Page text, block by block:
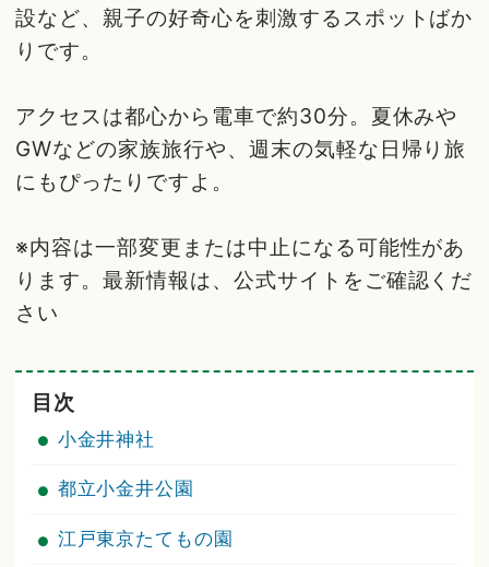
設など、親子の好奇心を刺激するスポットばか
りです。
アクセスは都心から電車で約30分。夏休みや
GWなどの家族旅行や、週末の気軽な日帰り旅
にもぴったりですよ。
※内容は一部変更または中止になる可能性があ
ります。最新情報は、公式サイトをご確認くだ
さい
目次
小金井神社
都立小金井公園
江戸東京たてもの園